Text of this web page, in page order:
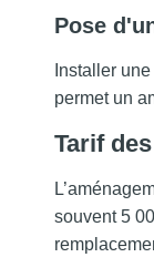
Pose
Installer
permet un
Tarif
souvent 5